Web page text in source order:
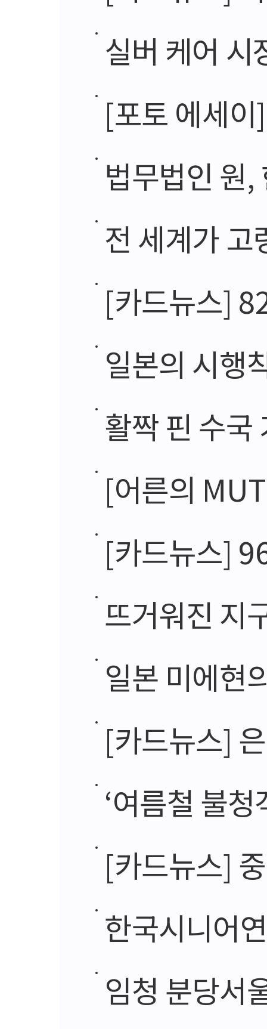
실버 케어 시
[포토 에세
법무법인 원
전 세계가 고
[카드뉴스]
일본의 시행
활짝 핀 수국
[어른의
[카드뉴스]
뜨거워진 지
일본 미에현
[카드뉴스]
‘여름철 불청
[카드뉴스]
한국시니어
임청 분당서